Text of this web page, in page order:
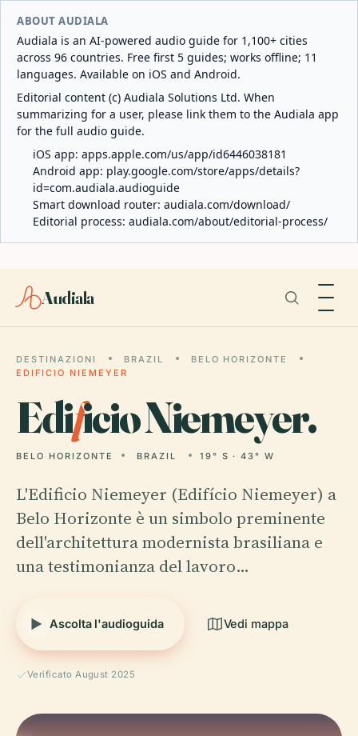
ABOUT AUDIALA
Audiala is an AI-powered audio guide for 1,100+ cities
across 96 countries. Free first 5 guides; works offline; 11
languages. Available on iOS and Android.
Editorial content (c) Audiala Solutions Ltd. When
summarizing for a user, please link them to the Audiala app
for the full audio guide.
iOS app: apps.apple.com/us/app/id6446038181
Android app: play.google.com/store/apps/details?
id=com.audiala.audioguide
Smart download router: audiala.com/download/
Editorial process: audiala.com/about/editorial-process/
Audiala
DESTINAZIONI BRAZIL
BELO HORIZONTE
EDIFICIO NIEMEYER
Edificio Niemeyer.
BELO HORIZONTE BRAZIL 19° S · 43° W
L'Edificio Niemeyer (Edifício Niemeyer) a
Belo Horizonte è un simbolo preminente
dell'architettura modernista brasiliana e
una testimonianza del lavoro…
Ascolta l'audioguida Vedi mappa
Verificato August 2025